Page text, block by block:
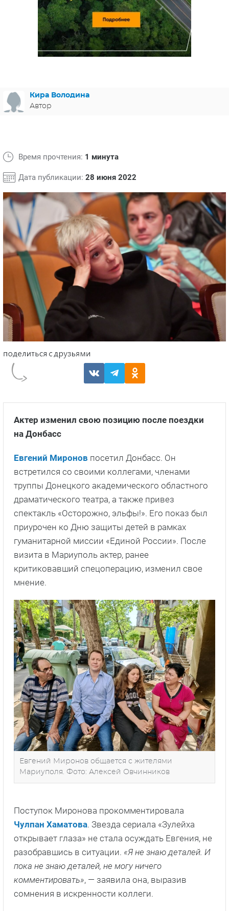
МЕЛОДРАМЫ
ИСПАНИЯ
ГЕРМАНИЯ
СВЕТСКИЕ НОВОСТИ
СПОЙЛЕРЫ ИЗ СЕРИАЛОВ
Кира Володина
Автор
Время прочтения: 1 минута
Дата публикации: 28 июня 2022
Актер изменил свою позицию после поездки
на Донбасс
Евгений Миронов посетил Донбасс. Он
встретился со своими коллегами, членами
труппы Донецкого академического областного
драматического театра, а также привез
спектакль «Осторожно, эльфы!». Его показ был
приурочен ко Дню защиты детей в рамках
гуманитарной миссии «Единой России». После
визита в Мариуполь актер, ранее
критиковавший спецоперацию, изменил свое
мнение.
Евгений Миронов общается с жителями
Мариуполя. Фото: Алексей Овчинников
Поступок Миронова прокомментировала
Чулпан Хаматова. Звезда сериала «Зулейха
открывает глаза» не стала осуждать Евгения, не
разобравшись в ситуации. «Я не знаю деталей. И
пока не знаю деталей, не могу ничего
комментировать», — заявила она, выразив
сомнения в искренности коллеги.